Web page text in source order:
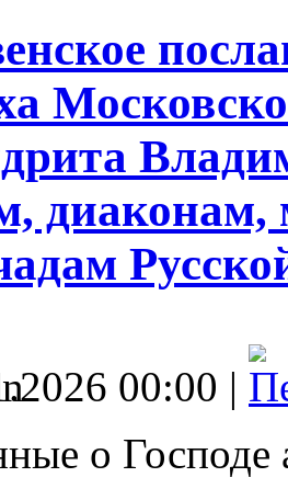
00:00 |
о Господе